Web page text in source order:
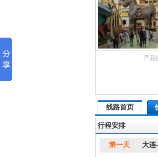
产品
线路首页
行程安排
第一天 大